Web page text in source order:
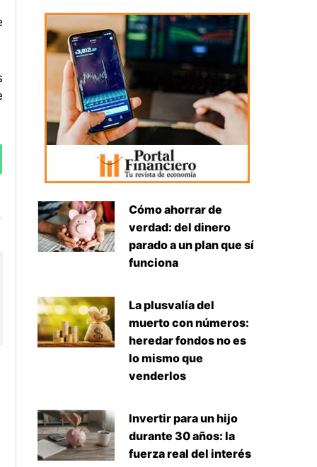
Siguiente
Cómo ahorrar de
verdad: del dinero
parado a un plan que sí
funciona
La plusvalía del
muerto con números:
heredar fondos no es
lo mismo que
venderlos
Invertir para un hijo
durante 30 años: la
fuerza real del interés